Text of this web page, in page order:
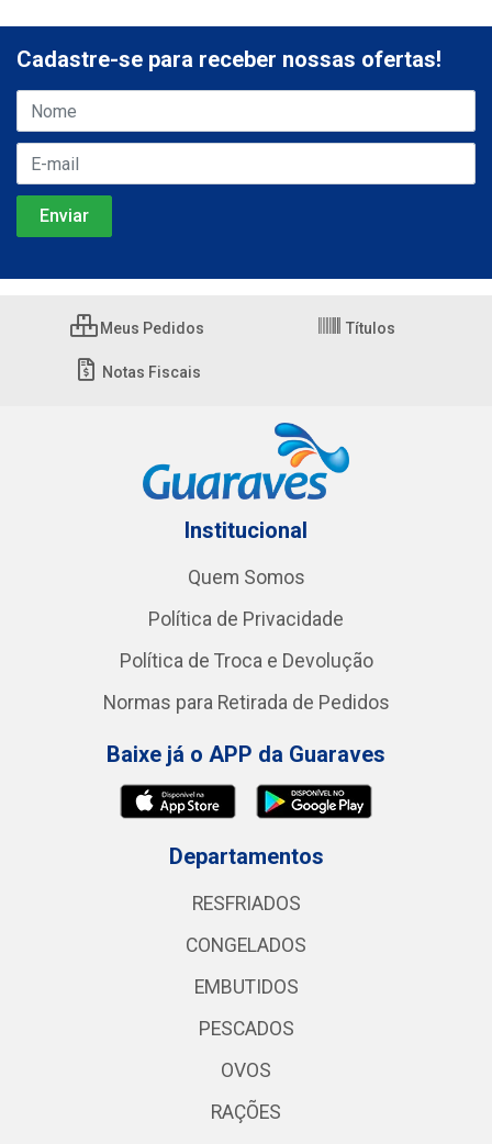
Cadastre-se para receber nossas ofertas!
Meus Pedidos Títulos
Notas Fiscais
Institucional
Quem Somos
Política de Privacidade
Política de Troca e Devolução
Normas para Retirada de Pedidos
Baixe já o APP da Guaraves
Departamentos
RESFRIADOS
CONGELADOS
EMBUTIDOS
PESCADOS
OVOS
RAÇÕES